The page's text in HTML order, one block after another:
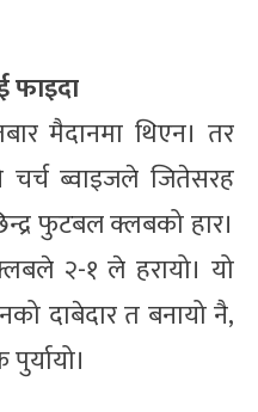
फाइदा
मैदानमा थिएन। तर
ब्वाइजले जितेसरह
फुटबल क्लबको हार।
२-१ ले हरायो। यो
दाबेदार त बनायो नै,